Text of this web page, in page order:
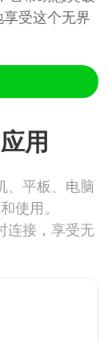
受这个无界
用
、平板、电脑
使用。
连接，享受无